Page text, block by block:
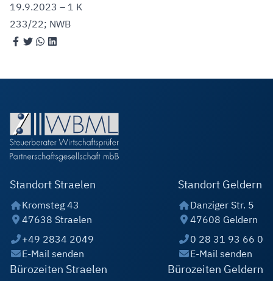
19.9.2023 – 1 K
233/22; NWB
Standort Straelen
Kromsteg 43
47638 Straelen
+49 2834 2049
E-Mail senden
Standort Geldern
Danziger Str. 5
47608 Geldern
0 28 31 93 66 0
E-Mail senden
Bürozeiten Straelen Bürozeiten Geldern